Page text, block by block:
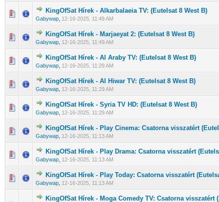
KingOfSat Hírek - Alkarbalaeia TV: (Eutelsat 8 West B)
Gabywap 12-16-2025, 11:49 AM
0 Szavazat - 0 / 5 átlagban
12345
KingOfSat Hírek - Marjaeyat 2: (Eutelsat 8 West B)
Gabywap 12-16-2025, 11:49 AM
0 Szavazat - 0 / 5 átlagban
12345
KingOfSat Hírek - Al Araby TV: (Eutelsat 8 West B)
Gabywap 12-16-2025, 11:29 AM
0 Szavazat - 0 / 5 átlagban
12345
KingOfSat Hírek - Al Hiwar TV: (Eutelsat 8 West B)
Gabywap 12-16-2025, 11:29 AM
0 Szavazat - 0 / 5 átlagban
1 2345
KingOfSat Hírek - Syria TV HD: (Eutelsat 8 West B)
Gabywap 12-16-2025, 11:29 AM
0 Szavazat - 0 / 5 átlagban
1 23 4 5
KingOfSat Hírek - Play Cinema: Csatorna visszatért
Gabywap 12-16-2025, 11:13 AM
0 Szavazat - 0 / 5 átlagban
12 345
KingOfSat Hírek - Play Drama: Csatorna visszatért
Gabywap 12-16-2025, 11:13 AM
0 Szavazat - 0 / 5 átlagban
12 345
KingOfSat Hírek - Play Today: Csatorna visszatért
Gabywap 12-16-2025, 11:13 AM
0 Szavazat - 0 / 5 átlagban
12 345
KingOfSat Hírek - Moga Comedy TV: Csatorna visszatért